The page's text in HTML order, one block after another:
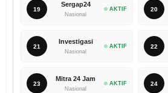
19
Sergap24
Nasional
AKTIF 20
21
Investigasi
Nasional
AKTIF 22
23
Mitra 24 Jam
Nasional
AKTIF 24